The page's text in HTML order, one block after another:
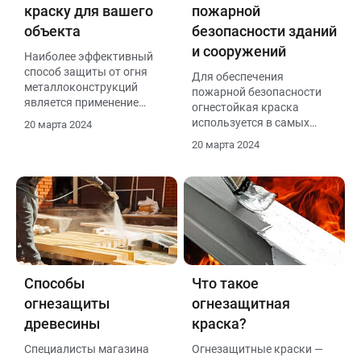
краску для вашего
объекта
Наиболее эффективный
способ защиты от огня
металлоконструкций
является применение
огнезащитной краски.
20 марта 2024
пожарной
безопасности зданий
и сооружений
Для обеспечения
пожарной безопасности
огнестойкая краска
используется в самых
промышленности и
20 марта 2024
Способы
огнезащиты
древесины
Специалисты магазина
Что такое
огнезащитная
краска?
Огнезащитные краски —